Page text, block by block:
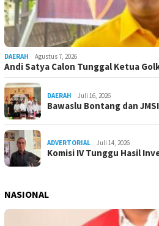
DAERAH Agustus 7, 2026
Andi Satya Calon Tunggal Ketua
DAERAH Juli 16, 2026
Bawaslu Bontang dan
ADVERTORIAL Juli 14, 2026
Komisi IV Tunggu Hasil
NASIONAL